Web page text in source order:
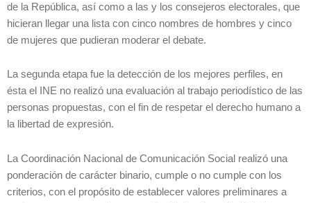
de la República, así como a las y los consejeros electorales, que
hicieran llegar una lista con cinco nombres de hombres y cinco
de mujeres que pudieran moderar el debate.
La segunda etapa fue la detección de los mejores perfiles, en
ésta el INE no realizó una evaluación al trabajo periodístico de las
personas propuestas, con el fin de respetar el derecho humano a
la libertad de expresión.
La Coordinación Nacional de Comunicación Social realizó una
ponderación de carácter binario, cumple o no cumple con los
criterios, con el propósito de establecer valores preliminares a